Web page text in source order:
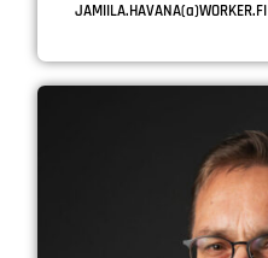
JAMIILA.HAVANA(a)WORKER.FI